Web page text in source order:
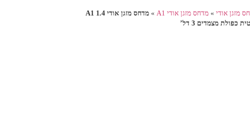
מזגן אודי »מדחס מזגן אודי A1 »
מדחס מזגן אודי A1 1.4
כפולת מצמדים 3 דל’